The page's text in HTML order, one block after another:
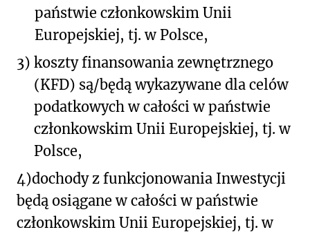
państwie członkowskim Unii
Europejskiej, tj. w Polsce,
3) koszty finansowania zewnętrznego
(KFD) są/będą wykazywane dla celów
podatkowych w całości w państwie
członkowskim Unii Europejskiej, tj. w
Polsce,
4)dochody z funkcjonowania Inwestycji
będą osiągane w całości w państwie
członkowskim Unii Europejskiej, tj. w